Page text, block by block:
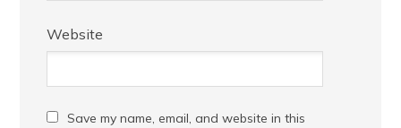
Website
Save my name, email, and website in this